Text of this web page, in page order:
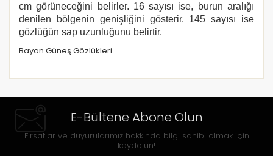
cm görüneceğini belirler. 16 sayısı ise, burun aralığı
denilen bölgenin genişliğini gösterir. 145 sayısı ise
gözlüğün sap uzunluğunu belirtir.
Bayan Güneş Gözlükleri
E-Bültene Abone Olun
Fırsatlar ve duyurularımız hakkında bilgi sahibi olmak için
kaydolun!